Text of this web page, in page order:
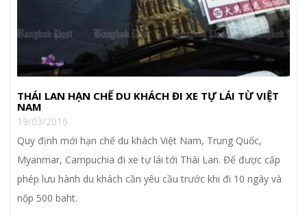
THÁI LAN HẠN CHẾ DU KHÁCH ĐI XE TỰ LÁI TỪ VIỆT
NAM
19/03/2016
Quy định mới hạn chế du khách Việt Nam, Trung Quốc,
Myanmar, Campuchia đi xe tự lái tới Thái Lan. Để được cấp
phép lưu hành du khách cần yêu cầu trước khi đi 10 ngày và
nộp 500 baht.